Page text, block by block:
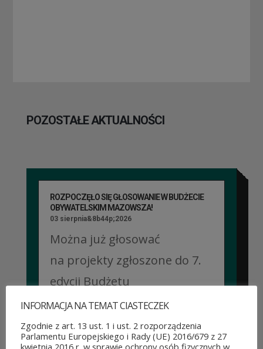
POZOSTAŁE AKTUALNOŚCI
ROZPOCZĘŁO SIĘ GŁOSOWANIE W BUDŻECIE
OBYWATELSKIM MAZOWSZA!
03 sierpnia&8b44p;2026
Można już głosować
na projekty zgłoszone do 7.
edycji Budżetu
Obywatelskiego Mazowsza.
To mieszkańcy zdecydują,
które pomysły dostaną
INFORMACJA NA TEMAT CIASTECZEK
Zgodnie z art. 13 ust. 1 i ust. 2 rozporządzenia
Parlamentu Europejskiego i Rady (UE) 2016/679 z 27
kwietnia 2016 r. w sprawie ochrony osób fizycznych w